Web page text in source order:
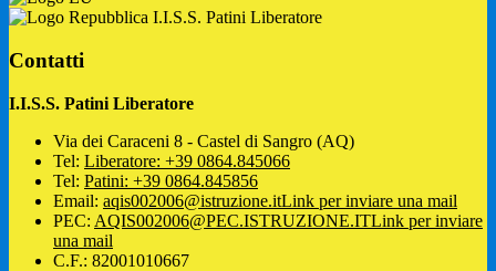
I.I.S.S. Patini Liberatore
Contatti
I.I.S.S. Patini Liberatore
Via dei Caraceni 8 - Castel di Sangro (AQ)
Tel: Liberatore: +39 0864.845066
Tel: Patini: +39 0864.845856
Email: aqis002006@istruzione.itLink per inviare una mail
PEC: AQIS002006@PEC.ISTRUZIONE.ITLink per inviare
una mail
C.F.: 82001010667